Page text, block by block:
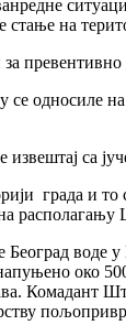
стање на
односиле
са
града и
располагању
Београд
око
Комадант